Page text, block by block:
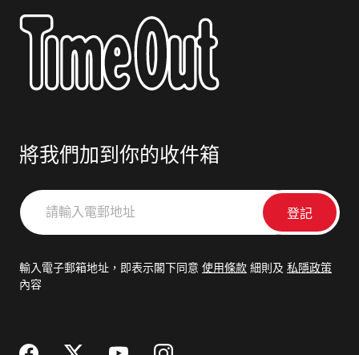
將我們加到你的收件箱
請
輸
郵
輸入電子郵箱地址，即表示閣下同意 使用條款 細則及 私隱政策
內容